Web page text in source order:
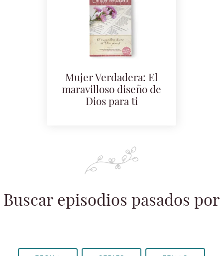
Mujer Verdadera: El
maravilloso diseño de
Dios para ti
Buscar episodios pasados por